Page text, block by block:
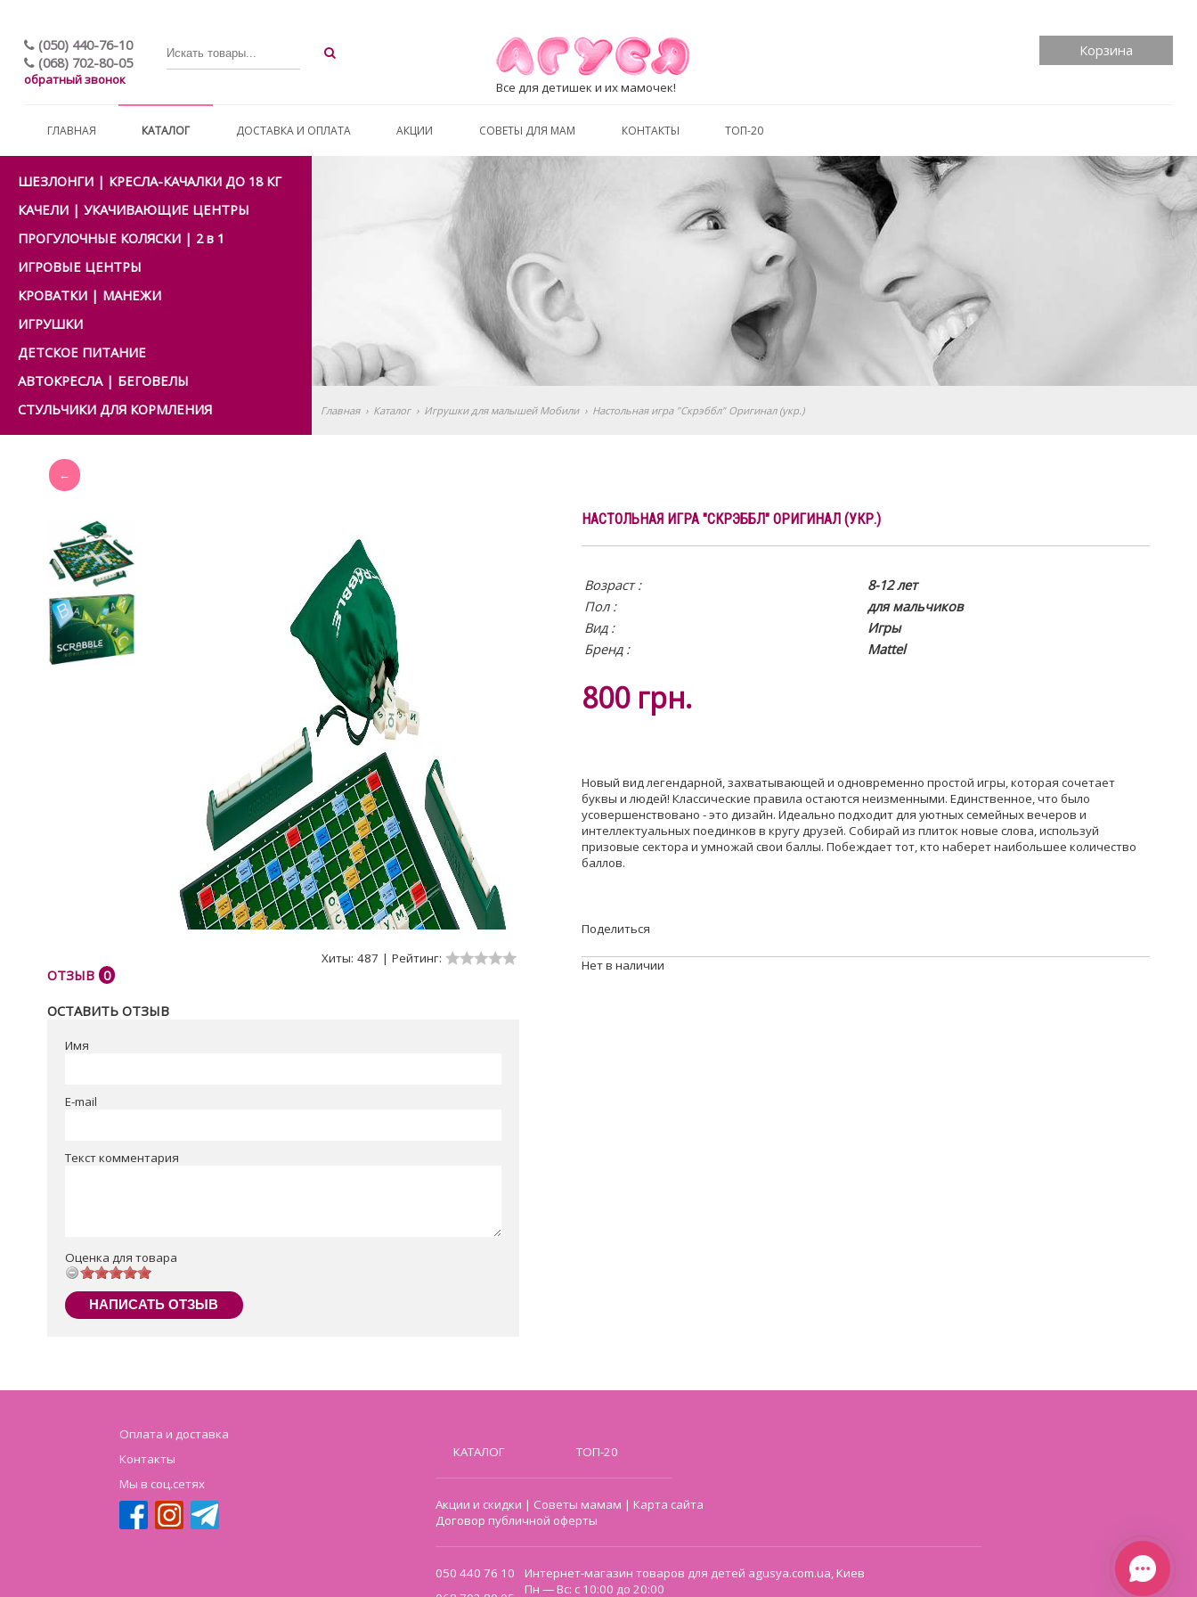
(050) 440-76-10
(068) 702-80-05
обратный звонок Все для детишек и их мамочек!
Корзина
ГЛАВНАЯ КАТАЛОГ ДОСТАВКА И ОПЛАТА АКЦИИ СОВЕТЫ ДЛЯ МАМ КОНТАКТЫ ТОП-20
ШЕЗЛОНГИ | КРЕСЛА-КАЧАЛКИ ДО 18 КГ
КАЧЕЛИ | УКАЧИВАЮЩИЕ ЦЕНТРЫ
ПРОГУЛОЧНЫЕ КОЛЯСКИ | 2 в 1
ИГРОВЫЕ ЦЕНТРЫ
КРОВАТКИ | МАНЕЖИ
ИГРУШКИ
ДЕТСКОЕ ПИТАНИЕ
АВТОКРЕСЛА | БЕГОВЕЛЫ
СТУЛЬЧИКИ ДЛЯ КОРМЛЕНИЯ
Главная › Каталог › Игрушки для малышей Мобили › Настольная игра "Скрэббл" Оригинал (укр.)
Хиты: 487 | Рейтинг:
ОТЗЫВ 0
ОСТАВИТЬ ОТЗЫВ
Имя
E-mail
Текст комментария
Оценка для товара
НАПИСАТЬ ОТЗЫВ
НАСТОЛЬНАЯ ИГРА "СКРЭББЛ" ОРИГИНАЛ (УКР.)
Возраст :
8-12 лет
Пол :
для мальчиков
Вид :
Игры
Бренд :
Mattel
800 грн.
Новый вид легендарной, захватывающей и одновременно простой игры, которая сочетает
буквы и людей! Классические правила остаются неизменными. Единственное, что было
усовершенствовано - это дизайн. Идеально подходит для уютных семейных вечеров и
интеллектуальных поединков в кругу друзей. Собирай из плиток новые слова, используй
призовые сектора и умножай свои баллы. Побеждает тот, кто наберет наибольшее количество
баллов.
Поделиться
Нет в наличии
Оплата и доставка
Контакты
Мы в соц.сетях
КАТАЛОГ ТОП-20
Акции и скидки | Советы мамам |Карта сайта
Договор публичной оферты
050 440 76 10
Интернет-магазин товаров для детей agusya.com.ua, Киев
Пн — Вс: с 10:00 до 20:00